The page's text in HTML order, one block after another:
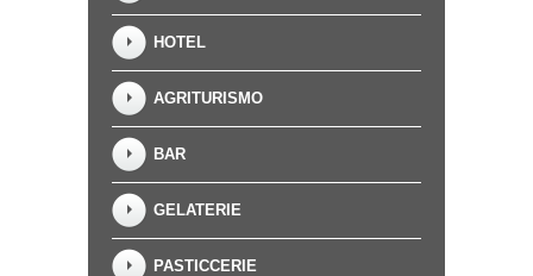
HOTEL
AGRITURISMO
BAR
GELATERIE
PASTICCERIE